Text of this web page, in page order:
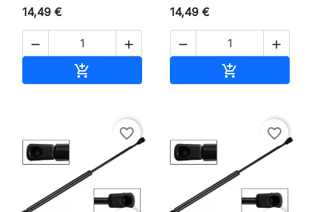
14,49 €
 

14,49 €
 

favorite_border favorite_border